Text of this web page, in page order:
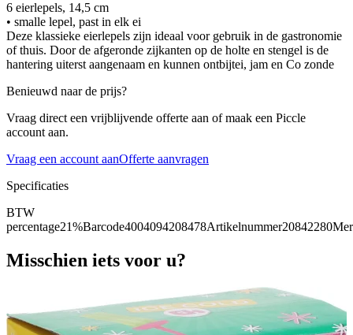
6 eierlepels, 14,5 cm
• smalle lepel, past in elk ei
Deze klassieke eierlepels zijn ideaal voor gebruik in de gastronomie
of thuis. Door de afgeronde zijkanten op de holte en stengel is de
hantering uiterst aangenaam en kunnen ontbijtei, jam en Co zonde
Benieuwd naar de prijs?
Vraag direct een vrijblijvende offerte aan of maak een Piccle
account aan.
Vraag een account aanOfferte aanvragen
Specificaties
BTW
percentage21%Barcode4004094208478Artikelnummer20842280
Misschien iets voor u?